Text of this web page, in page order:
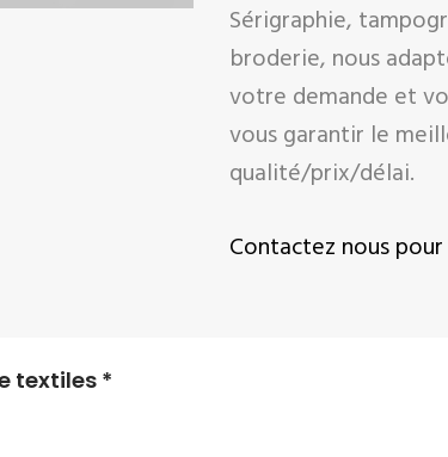
Sérigraphie,
broderie, nous
votre demande et
vous garantir le
qualité/prix/délai.
Contactez nous
textiles *